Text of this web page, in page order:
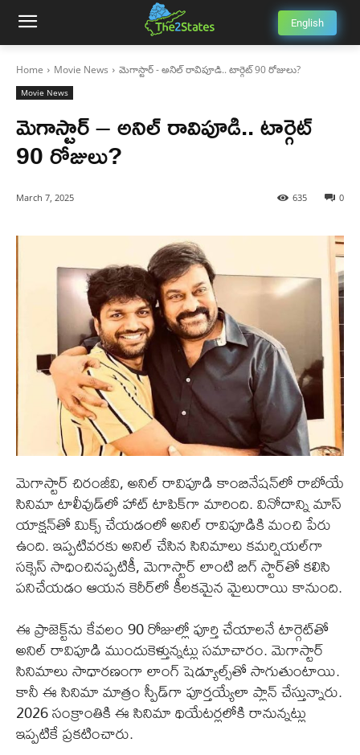
English
Home Movie News మెగాస్టార్ - అనిల్ రావిపూడి.. టార్గెట్ 90 రోజులు?
Movie News
మెగాస్టార్ – అనిల్ రావిపూడి.. టార్గెట్
90 రోజులు?
March 7, 2025 0
635
మెగాస్టార్ చిరంజీవి, అనిల్ రావిపూడి కాంబినేషన్‌లో రాబోయే
సినిమా టాలీవుడ్‌లో హాట్ టాపిక్‌గా మారింది. వినోదాన్ని మాస్
యాక్షన్‌తో మిక్స్ చేయడంలో అనిల్ రావిపూడికి మంచి పేరు
ఉంది. ఇప్పటివరకు అనిల్ చేసిన సినిమాలు కమర్షియల్‌గా
సక్సెస్ సాధించినప్పటికీ, మెగాస్టార్ లాంటి బిగ్ స్టార్‌తో కలిసి
పనిచేయడం ఆయన కెరీర్‌లో కీలకమైన మైలురాయి కానుంది.
ఈ ప్రాజెక్ట్‌ను కేవలం 90 రోజుల్లో పూర్తి చేయాలనే టార్గెట్‌తో
అనిల్ రావిపూడి ముందుకెళ్తున్నట్లు సమాచారం. మెగాస్టార్
సినిమాలు సాధారణంగా లాంగ్ షెడ్యూల్స్‌తో సాగుతుంటాయి.
కానీ ఈ సినిమా మాత్రం స్పీడ్‌గా పూర్తయ్యేలా ప్లాన్ చేస్తున్నారు.
2026 సంక్రాంతికి ఈ సినిమా థియేటర్లలోకి రానున్నట్లు
ఇప్పటికే ప్రకటించారు.